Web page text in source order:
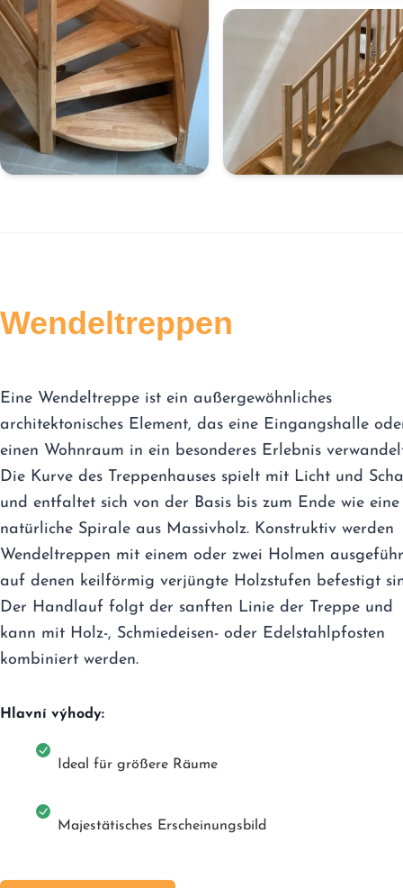
Wendeltreppen
Eine Wendeltreppe ist ein außergewöhnliches
architektonisches Element, das eine Eingangshalle
einen Wohnraum in ein besonderes Erlebnis
Die Kurve des Treppenhauses spielt mit Licht und
und entfaltet sich von der Basis bis zum Ende wie eine
natürliche Spirale aus Massivholz. Konstruktiv werden
Wendeltreppen mit einem oder zwei Holmen
auf denen keilförmig verjüngte Holzstufen befestigt
Der Handlauf folgt der sanften Linie der Treppe und
kann mit Holz-, Schmiedeisen- oder Edelstahlpfosten
kombiniert werden.
Hlavní výhody:
Ideal für größere Räume
Majestätisches Erscheinungsbild